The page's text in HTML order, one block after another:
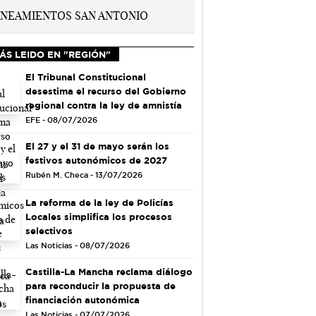
LEIDO EN "REGIÓN"
El Tribunal Constitucional
desestima el recurso del Gobierno
regional contra la ley de amnistía
EFE - 08/07/2026
El 27 y el 31 de mayo serán los
festivos autonómicos de 2027
Rubén M. Checa - 13/07/2026
La reforma de la ley de Policías
Locales simplifica los procesos
selectivos
Las Noticias - 08/07/2026
Castilla-La Mancha reclama diálogo
para reconducir la propuesta de
financiación autonómica